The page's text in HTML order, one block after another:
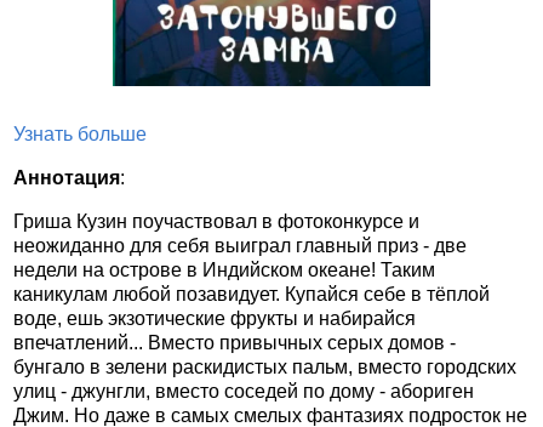
Узнать больше
Аннотация:
Гриша Кузин поучаствовал в фотоконкурсе и
неожиданно для себя выиграл главный приз - две
недели на острове в Индийском океане! Таким
каникулам любой позавидует. Купайся себе в тёплой
воде, ешь экзотические фрукты и набирайся
впечатлений... Вместо привычных серых домов -
бунгало в зелени раскидистых пальм, вместо городских
улиц - джунгли, вместо соседей по дому - абориген
Джим. Но даже в самых смелых фантазиях подросток не